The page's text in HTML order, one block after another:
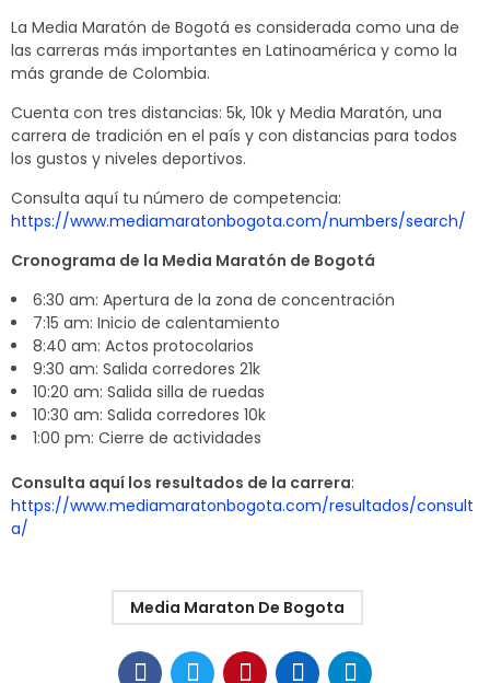
La Media Maratón de Bogotá es considerada como una de
las carreras más importantes en Latinoamérica y como la
más grande de Colombia.
Cuenta con tres distancias: 5k, 10k y Media Maratón, una
carrera de tradición en el país y con distancias para todos
los gustos y niveles deportivos.
Consulta aquí tu número de competencia:
https://www.mediamaratonbogota.com/numbers/search/
Cronograma de la Media Maratón de Bogotá
6:30 am: Apertura de la zona de concentración
7:15 am: Inicio de calentamiento
8:40 am: Actos protocolarios
9:30 am: Salida corredores 21k
10:20 am: Salida silla de ruedas
10:30 am: Salida corredores 10k
1:00 pm: Cierre de actividades
Consulta aquí los resultados de la carrera:
https://www.mediamaratonbogota.com/resultados/consult
a/
Media Maraton De Bogota